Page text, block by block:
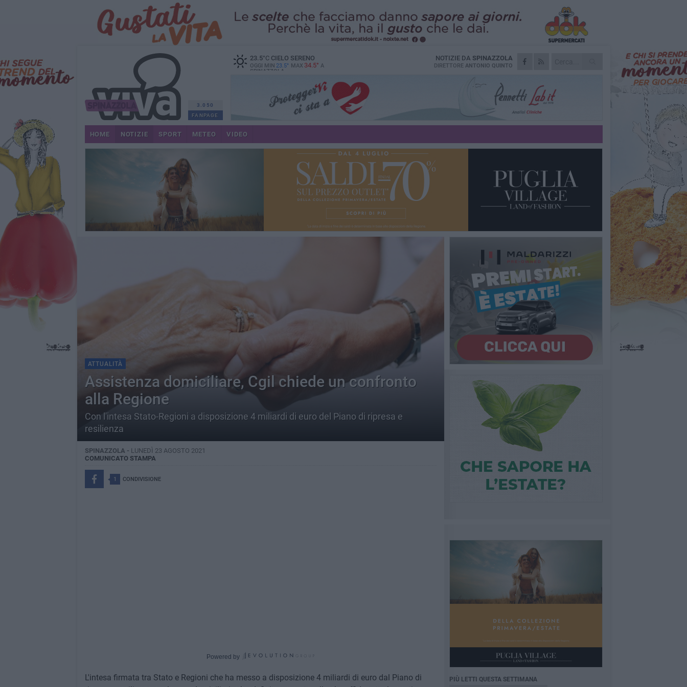
3.050
FANPAGE
23.5°CCIELO SERENO
OGGI MIN 23.5° MAX 34.5° A
SPINAZZOLA
NOTIZIE DA SPINAZZOLA
DIRETTORE ANTONIO QUINTO
HOME NOTIZIE SPORT METEO VIDEO
ATTUALITÀ
Assistenza domiciliare, Cgil chiede un confronto
alla Regione
Con l'intesa Stato-Regioni a disposizione 4 miliardi di euro del Piano di ripresa e
resilienza
SPINAZZOLA - LUNEDÌ 23 AGOSTO 2021
COMUNICATO STAMPA
1 CONDIVISIONE
Powered by
L'intesa firmata tra Stato e Regioni che ha messo a disposizione 4 miliardi di euro dal Piano di
PIÙ LETTI QUESTA SETTIMANA